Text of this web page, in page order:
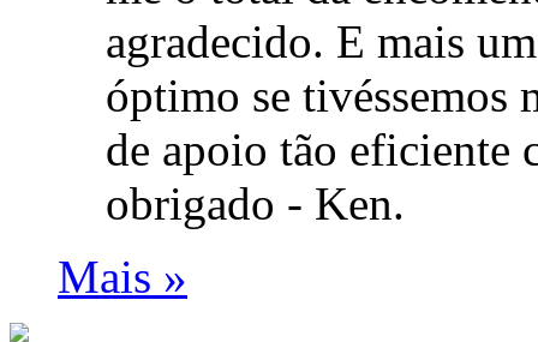
agradecido. E mais
óptimo se tivéssemos
de apoio tão eficiente
obrigado - Ken.
Mais »